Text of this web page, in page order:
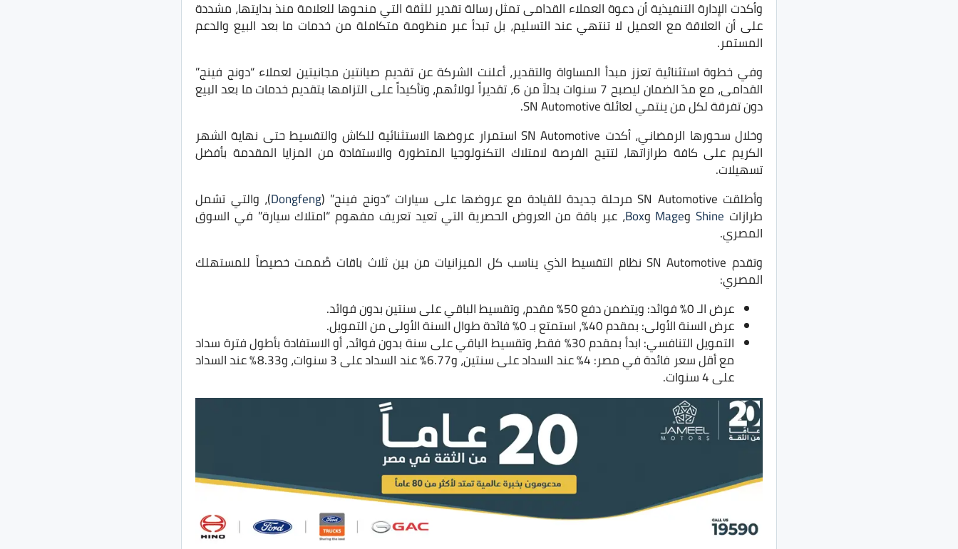
وأكدت الإدارة التنفيذية أن دعوة العملاء القدامى تمثل رسالة تقدير للثقة التي منحوها للعلامة منذ بدايتها، مشددة
على أن العلاقة مع العميل لا تنتهي عند التسليم، بل تبدأ عبر منظومة متكاملة من خدمات ما بعد البيع والدعم
المستمر.
وفي خطوة استثنائية تعزز مبدأ المساواة والتقدير، أعلنت الشركة عن تقديم صيانتين مجانيتين لعملاء “دونج فينج”
القدامى، مع مدّ الضمان ليصبح 7 سنوات بدلاً من 6، تقديراً لولائهم، وتأكيداً على التزامها بتقديم خدمات ما بعد البيع
دون تفرقة لكل من ينتمي لعائلة SN Automotive.
وخلال سحورها الرمضاني، أكدت SN Automotive استمرار عروضها الاستثنائية للكاش والتقسيط حتى نهاية الشهر
الكريم على كافة طرازاتها، لتتيح الفرصة لامتلاك التكنولوجيا المتطورة والاستفادة من المزايا المقدمة بأفضل
تسهيلات.
وأطلقت SN Automotive مرحلة جديدة للقيادة مع عروضها على سيارات “دونج فينج” (
Dongfeng)، والتي تشمل
طرازات ShineوMage وBox، عبر باقة من العروض الحصرية التي تعيد تعريف مفهوم “امتلاك سيارة” في السوق
المصري.
وتقدم SN Automotive نظام التقسيط الذي يناسب كل الميزانيات من بين ثلاث باقات صُممت خصيصاً للمستهلك
المصري:
عرض الـ 0% فوائد: ويتضمن دفع 50% مقدم، وتقسيط الباقي على سنتين بدون فوائد.
عرض السنة الأولى: بمقدم 40%، استمتع بـ 0% فائدة طوال السنة الأولى من التمويل.
التمويل التنافسي: ابدأ بمقدم 30% فقط، وتقسيط الباقي على سنة بدون فوائد، أو الاستفادة بأطول فترة سداد
مع أقل سعر فائدة في مصر: 4% عند السداد على سنتين، و6.77% عند السداد على 3 سنوات، و8.33% عند السداد
على 4 سنوات.